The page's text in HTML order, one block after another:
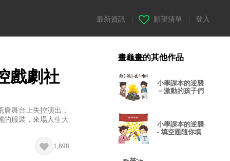
最新資訊 願望清單 登入
戲劇社
舞台上失控演出，
的服裝，來場人生大
1,898
畫龜畫的其他作品
小學課本的逆襲
－激動的孩子們
小學課本的逆襲
- 填空題隨你填